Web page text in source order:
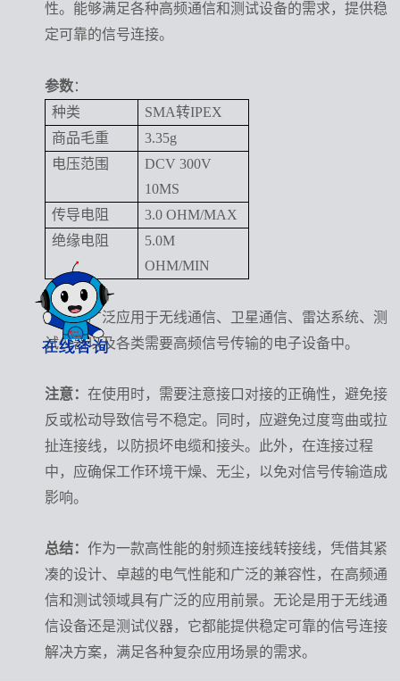
性。能够满足各种高频通信和测试设备的需求，提供稳
定可靠的信号连接。
参数：
种类
SMA转IPEX
商品毛重
3.35g
电压范围
DCV 300V
10MS
传导电阻
3.0 OHM/MAX
绝缘电阻
5.0M
OHM/MIN
应用：广泛应用于无线通信、卫星通信、雷达系统、测
试仪器以及各类需要高频信号传输的电子设备中。
注意： 在使用时，需要注意接口对接的正确性，避免接
反或松动导致信号不稳定。同时，应避免过度弯曲或拉
扯连接线，以防损坏电缆和接头。此外，在连接过程
中，应确保工作环境干燥、无尘，以免对信号传输造成
影响。
总结： 作为一款高性能的射频连接线转接线，凭借其紧
凑的设计、卓越的电气性能和广泛的兼容性，在高频通
信和测试领域具有广泛的应用前景。无论是用于无线通
信设备还是测试仪器，它都能提供稳定可靠的信号连接
解决方案，满足各种复杂应用场景的需求。